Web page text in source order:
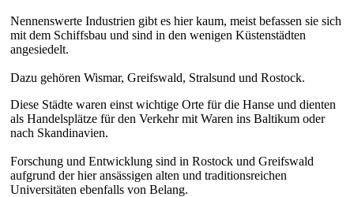
Nennenswerte Industrien gibt es hier kaum, meist befassen sie sich
mit dem Schiffsbau und sind in den wenigen Küstenstädten
angesiedelt.
Dazu gehören Wismar, Greifswald, Stralsund und Rostock.
Diese Städte waren einst wichtige Orte für die Hanse und dienten
als Handelsplätze für den Verkehr mit Waren ins Baltikum oder
nach Skandinavien.
Forschung und Entwicklung sind in Rostock und Greifswald
aufgrund der hier ansässigen alten und traditionsreichen
Universitäten ebenfalls von Belang.